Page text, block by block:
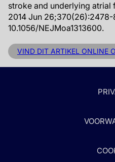
stroke and underlying atrial
2014 Jun 26;370(26):2478-
10.1056/NEJMoa1313600.
VIND DIT ARTIKEL ONLINE